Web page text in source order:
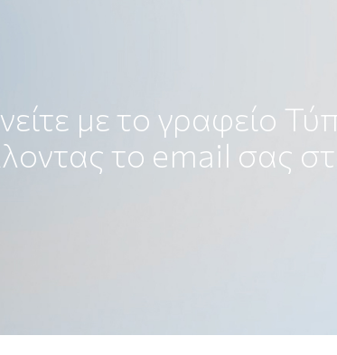
με το γραφείο
το email σας